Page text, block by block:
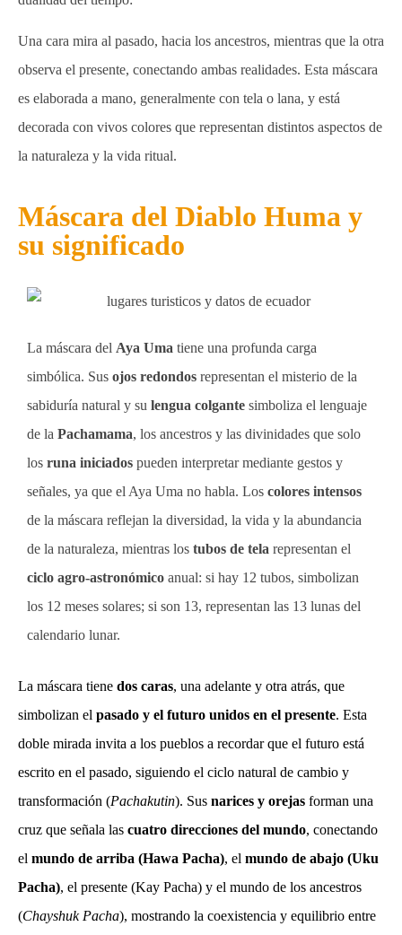
Una cara mira al pasado, hacia los ancestros, mientras que la otra
observa el presente, conectando ambas realidades. Esta máscara
es elaborada a mano, generalmente con tela o lana, y está
decorada con vivos colores que representan distintos aspectos de
la naturaleza y la vida ritual.
Máscara del Diablo Huma y
su significado
La máscara del Aya Uma tiene una profunda carga
simbólica. Sus ojos redondos representan el misterio de la
sabiduría natural y su lengua colgante simboliza el lenguaje
de la Pachamama, los ancestros y las divinidades que solo
los runa iniciados pueden interpretar mediante gestos y
señales, ya que el Aya Uma no habla. Los colores intensos
de la máscara reflejan la diversidad, la vida y la abundancia
de la naturaleza, mientras los tubos de tela representan el
ciclo agro-astronómico anual: si hay 12 tubos, simbolizan
los 12 meses solares; si son 13, representan las 13 lunas del
calendario lunar.
La máscara tiene dos caras, una adelante y otra atrás, que
simbolizan el pasado y el futuro unidos en el presente. Esta
doble mirada invita a los pueblos a recordar que el futuro está
escrito en el pasado, siguiendo el ciclo natural de cambio y
transformación (Pachakutin). Sus narices y orejas forman una
cruz que señala las cuatro direcciones del mundo, conectando
el mundo de arriba (Hawa Pacha), el mundo de abajo (Uku
Pacha), el presente (Kay Pacha) y el mundo de los ancestros
(Chayshuk Pacha), mostrando la coexistencia y equilibrio entre